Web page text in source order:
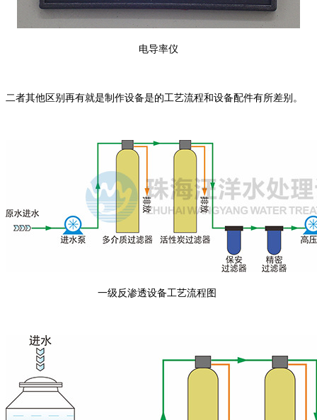
电导率仪
二者其他区别再有就是制作设备是的工艺流程和设备配件有所差别。
一级反渗透设备工艺流程图